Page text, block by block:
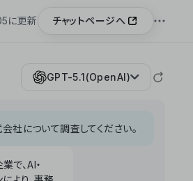
に更新 チャットページへ
GPT-5.1(OpenAI)
社について調査してください。
で、AI・